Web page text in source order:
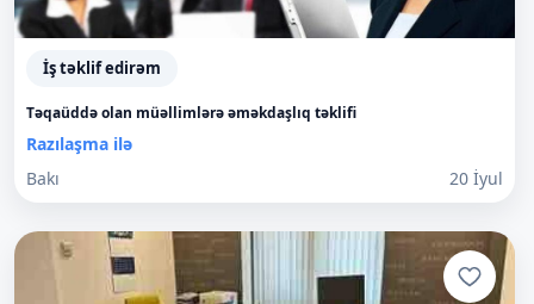
İş təklif edirəm
Təqaüddə olan müəllimlərə əməkdaşlıq təklifi
Razılaşma ilə
Bakı
20 İyul